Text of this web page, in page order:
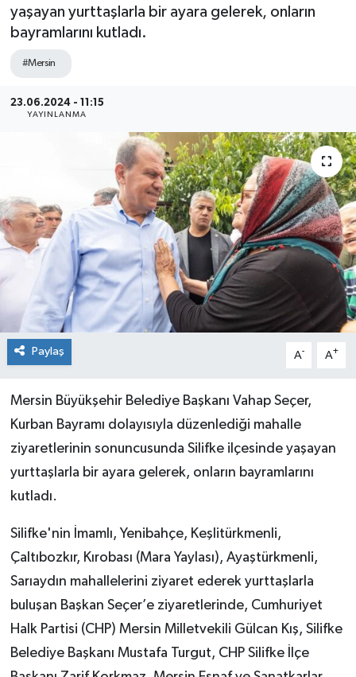
yaşayan yurttaşlarla bir ayara gelerek, onların
bayramlarını kutladı.
#Mersin
23.06.2024 - 11:15
YAYINLANMA
Paylaş A- A+
Mersin Büyükşehir Belediye Başkanı Vahap Seçer,
Kurban Bayramı dolayısıyla düzenlediği mahalle
ziyaretlerinin sonuncusunda Silifke ilçesinde yaşayan
yurttaşlarla bir ayara gelerek, onların bayramlarını
kutladı.
Silifke'nin İmamlı, Yenibahçe, Keşlitürkmenli,
Çaltıbozkır, Kırobası (Mara Yaylası), Ayaştürkmenli,
Sarıaydın mahallelerini ziyaret ederek yurttaşlarla
buluşan Başkan Seçer’e ziyaretlerinde, Cumhuriyet
Halk Partisi (CHP) Mersin Milletvekili Gülcan Kış, Silifke
Belediye Başkanı Mustafa Turgut, CHP Silifke İlçe